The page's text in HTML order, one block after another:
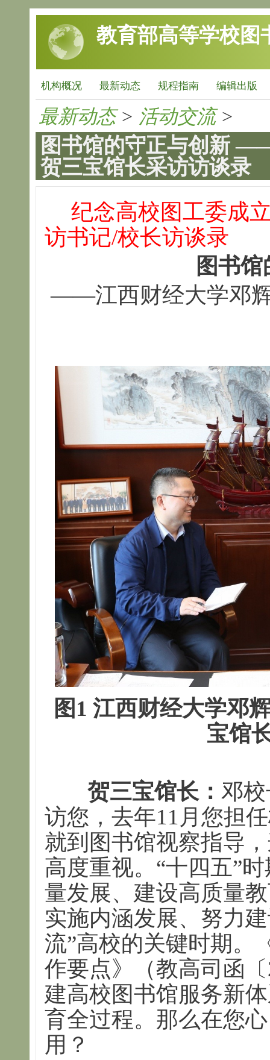
跳转到主要内容
教育部高等学校图
机构概况 最新动态 规程指南 编辑出版
最新动态> 活动交流>
图书馆的守正与创新
贺三宝馆长采访访谈录
纪念高校图工委成
访书记/校长访谈录
图书
——江西财经大学邓
图1 江西财经大学邓
宝馆
贺三宝馆长： 邓
访您，去年11月您担
就到图书馆视察指导
高度重视。“十四五”
量发展、建设高质量
实施内涵发展、努力
流”高校的关键时期。
作要点》（教高司函
建高校图书馆服务新
育全过程。那么在您
用？